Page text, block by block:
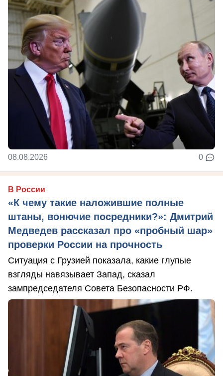
08.08.2026 0
В России
«К чему такие наложившие полные
штаны, вонючие посредники?»: Дмитрий
Медведев рассказал про «пробный шар»
проверки России на прочность
Ситуация с Грузией показала, какие глупые
взгляды навязывает Запад, сказал
зампредседателя Совета Безопасности РФ.